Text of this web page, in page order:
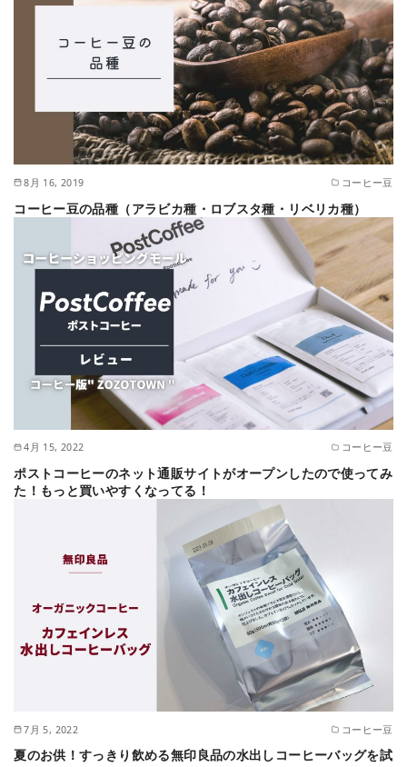
8月 16, 2019 コーヒー豆
コーヒー豆の品種（アラビカ種・ロブスタ種・リベリカ種）
4月 15, 2022 コーヒー豆
ポストコーヒーのネット通販サイトがオープンしたので使ってみ
た！もっと買いやすくなってる！
7月 5, 2022 コーヒー豆
夏のお供！すっきり飲める無印良品の水出しコーヒーバッグを試